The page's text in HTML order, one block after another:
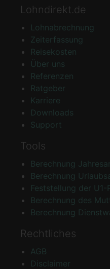
Lohndirekt.de
Lohnabrechnung
Zeiterfassung
Reisekosten
Über uns
Referenzen
Ratgeber
Karriere
Downloads
Support
Tools
Berechnung
Berechnung
Feststellung der U1-
Berechnung des
Berechnung
Rechtliches
AGB
Disclaimer